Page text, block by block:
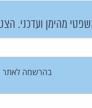
מהימן ועדכני.
בהרשמה לאתר